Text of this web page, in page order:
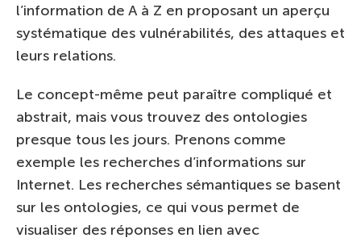
l’information de A à Z en proposant un aperçu
systématique des vulnérabilités, des attaques et
leurs relations.
Le concept-même peut paraître compliqué et
abstrait, mais vous trouvez des ontologies
presque tous les jours. Prenons comme
exemple les recherches d’informations sur
Internet. Les recherches sémantiques se basent
sur les ontologies, ce qui vous permet de
visualiser des réponses en lien avec